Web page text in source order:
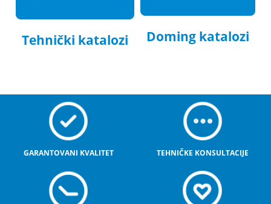
Tehnički katalozi Doming katalozi
GARANTOVANI KVALITET TEHNIČKE KONSULTACIJE